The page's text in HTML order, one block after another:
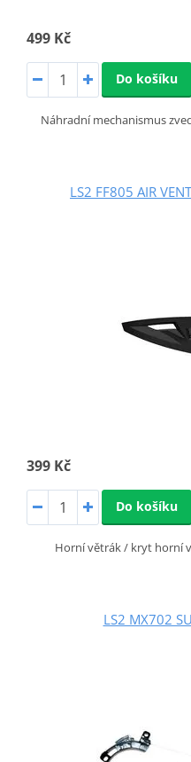
499 Kč
Do košíku
Náhradní mechanismus
LS2 FF805 AIR
399 Kč
Do košíku
Horní větrák / kryt horní
LS2 MX702